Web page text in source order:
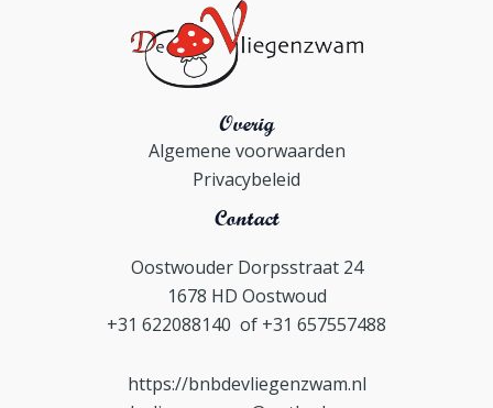
Overig
Algemene voorwaarden
Privacybeleid
Contact
Oostwouder Dorpsstraat 24
1678 HD Oostwoud
+31 622088140 of +31 657557488
https://bnbdevliegenzwam.nl